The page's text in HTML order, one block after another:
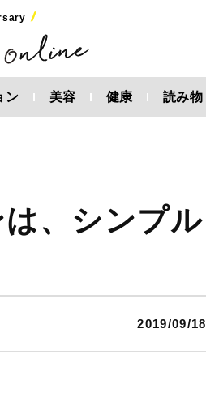
ン 美容 健康 読み物
、シンプル
2019/09/18